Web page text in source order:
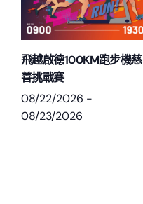
飛越啟德100KM跑步機慈
善挑戰賽
08/22/2026 -
08/23/2026